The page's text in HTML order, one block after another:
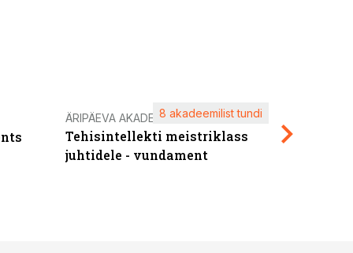
ÄRIPÄEVA AKADEEMIA
Tehisintellekti meistriklass
juhtidele - vundament
8 akadeemilist tundi